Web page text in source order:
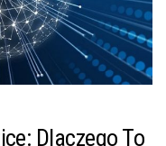
Dlaczego To